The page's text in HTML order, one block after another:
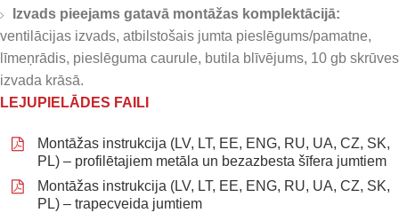
Izvads pieejams gatavā montāžas komplektācijā:
ventilācijas izvads, atbilstošais jumta pieslēgums/pamatne,
līmeņrādis, pieslēguma caurule, butila blīvējums, 10 gb skrūves
izvada krāsā.
LEJUPIELĀDES FAILI
Montāžas instrukcija (LV, LT, EE, ENG, RU, UA, CZ, SK,
PL) – profilētajiem metāla un bezazbesta šīfera jumtiem
Montāžas instrukcija (LV, LT, EE, ENG, RU, UA, CZ, SK,
PL) – trapecveida jumtiem